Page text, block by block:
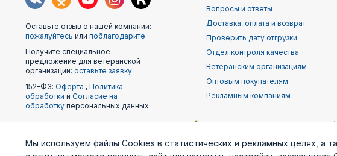
Оставьте отзыв о нашей компании:
пожалуйтесь или поблагодарите
Получите специальное
предложение для ветеранской
организации: оставьте заявку
152-ФЗ: Оферта , Политика
обработки и Согласие на
обработку персональных данных
Вопросы и ответы
Доставка, оплата и возврат
Проверить дату отгрузки
Отдел контроля качества
Ветеранским организациям
Оптовым покупателям
Рекламным компаниям
Наши
партнеры
Мы используем файлы Cookies в статистических и рекламных целях, а